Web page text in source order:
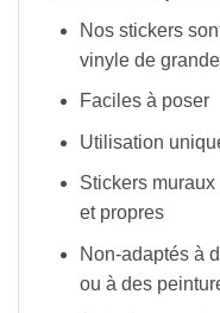
Nos stickers
vinyle de
Faciles à poser
Utilisation
Stickers
et propres
Non-adaptés à
ou à des